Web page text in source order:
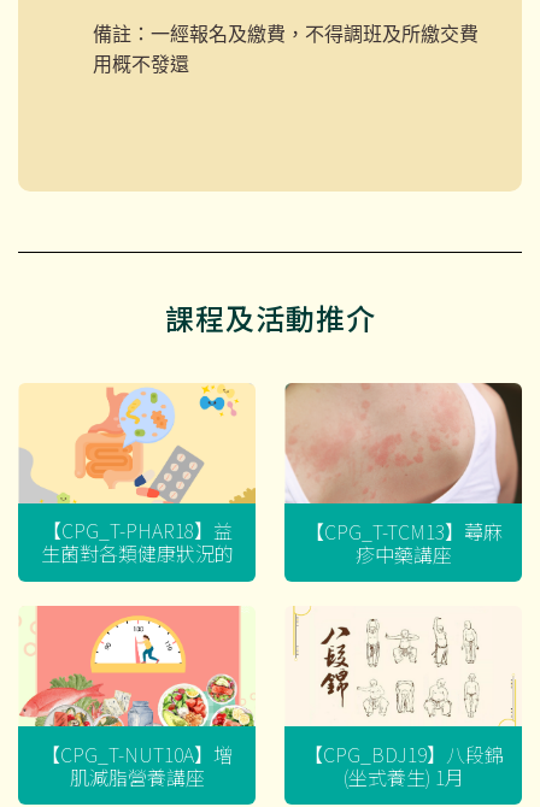
備註：一經報名及繳費，不得調班及所繳交費
用概不發還
課程及活動推介
【CPG_T-PHAR18】益
生菌對各類健康狀況的
迷思
【CPG_T-TCM13】蕁麻
疹中藥講座
【CPG_T-NUT10A】增
肌減脂營養講座
【CPG_BDJ19】八段錦
(坐式養生) 1月